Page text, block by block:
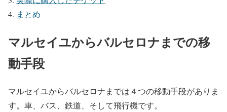
まとめ
マルセイユからバルセロナまでの移
動手段
マルセイユからバルセロナまでは４つの移動手段がありま
す。車、バス、鉄道、そして飛行機です。